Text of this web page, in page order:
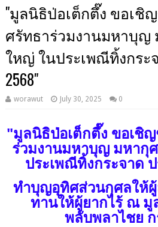
"มูลนิธิป่อเต็กตึ๊ง ขอเชิ
ศรัทธาร่วมงานมหาบุญ
ใหญ่ ในประเพณีทิ้งกระ
2568"
worawut July 30, 2025 0
"มูลนิธิป่อเต็กตึ๊ง ขอเชิ
ร่วมงานมหาบุญ มหากุ
ประเพณีทิ้งกระจาด
ทำบุญอุทิศส่วนกุศลให้
ทานให้ผู้ยากไร้ ณ มู
พลับพลาไชย ก